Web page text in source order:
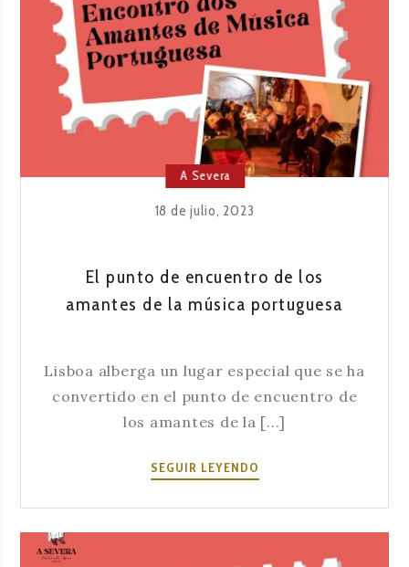
DEL
GÉNERO
LA
CONSTRUCCIÓN
DE
LA
IDENTIDAD
A Severa
18 de julio, 2023
El punto de encuentro de los
amantes de la música portuguesa
Lisboa alberga un lugar especial que se ha
convertido en el punto de encuentro de
los amantes de la [...]
SEGUIR LEYENDO
DE
ENCUENTRO